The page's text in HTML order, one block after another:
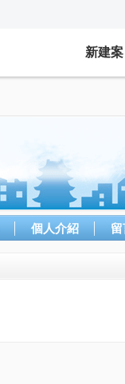
新建案
個人介紹